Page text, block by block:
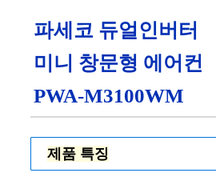
파세코 듀얼인버터
미니 창문형 에어컨
PWA-M3100WM
제품 특징